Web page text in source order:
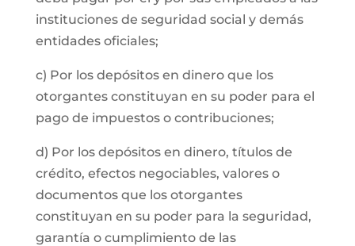
instituciones de seguridad social y demás
entidades oficiales;
c) Por los depósitos en dinero que los
otorgantes constituyan en su poder para el
pago de impuestos o contribuciones;
d) Por los depósitos en dinero, títulos de
crédito, efectos negociables, valores o
documentos que los otorgantes
constituyan en su poder para la seguridad,
garantía o cumplimiento de las